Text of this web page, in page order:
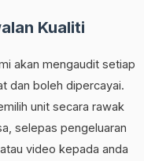
Kualiti
akan mengaudit setiap
dan boleh dipercayai.
unit secara rawak
selepas pengeluaran
video kepada anda